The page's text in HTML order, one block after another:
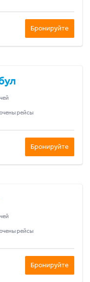
Бронируйте
рейсы
Бронируйте
рейсы
Бронируйте